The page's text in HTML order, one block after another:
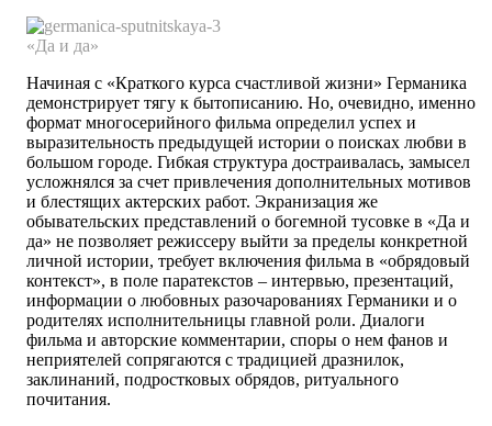
«Да и да»
Начиная с «Краткого курса счастливой жизни» Германика
демонстрирует тягу к бытописанию. Но, очевидно, именно
формат многосерийного фильма определил успех и
выразительность предыдущей истории о поисках любви в
большом городе. Гибкая структура достраивалась, замысел
усложнялся за счет привлечения дополнительных мотивов
и блестящих актерских работ. Экранизация же
обывательских представлений о богемной тусовке в «Да и
да» не позволяет режиссеру выйти за пределы конкретной
личной истории, требует включения фильма в «обрядовый
контекст», в поле паратекстов – интервью, презентаций,
информации о любовных разочарованиях Германики и о
родителях исполнительницы главной роли. Диалоги
фильма и авторские комментарии, споры о нем фанов и
неприятелей сопрягаются с традицией дразнилок,
заклинаний, подростковых обрядов, ритуального
почитания.